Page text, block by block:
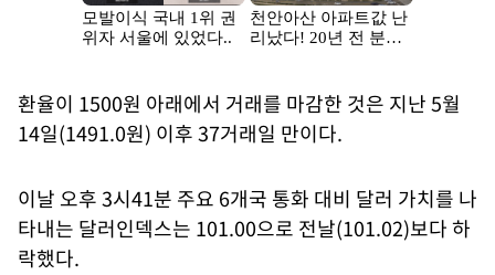
환율이 1500원 아래에서 거래를 마감한 것은 지난 5월
14일(1491.0원) 이후 37거래일 만이다.
이날 오후 3시41분 주요 6개국 통화 대비 달러 가치를 나
타내는 달러인덱스는 101.00으로 전날(101.02)보다 하
락했다.